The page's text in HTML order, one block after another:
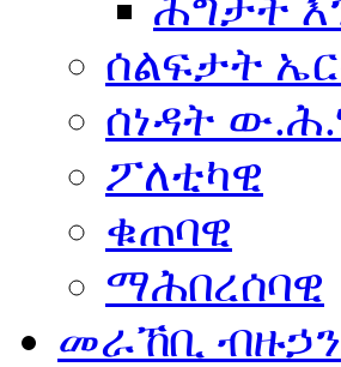
ሰልፍታት
ሰነዳት
ፖለቲካዊ
ቁጠባዊ
ማሕበረሰባዊ
መራኸቢ ብዙኃን